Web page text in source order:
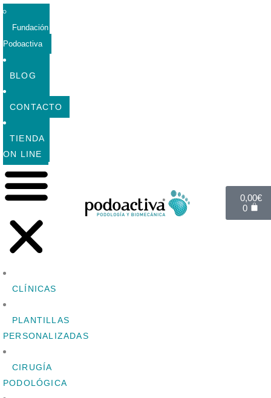
Fundación
Podoactiva
BLOG
CONTACTO
TIENDA
ON LINE
CLÍNICAS
PLANTILLAS
PERSONALIZADAS
CIRUGÍA
PODOLÓGICA
0,00€
0